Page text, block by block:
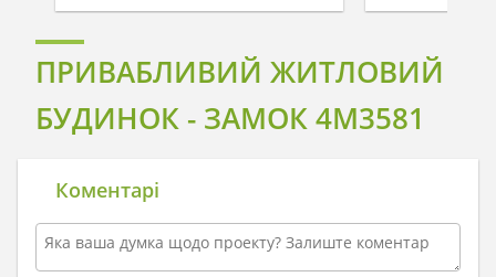
ПРИВАБЛИВИЙ ЖИТЛОВИЙ
БУДИНОК - ЗАМОК 4M3581
Коментарі